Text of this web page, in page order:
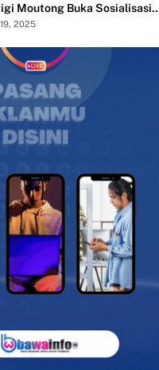
Moutong Buka Sosialisasi
283 Koperasi Merah
2025